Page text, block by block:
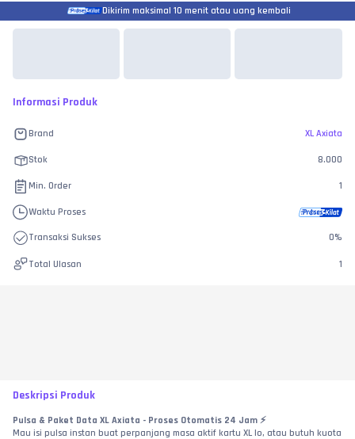
Dikirim maksimal 10 menit atau uang kembali
Informasi Produk
Brand XL Axiata
Stok 8.000
Min. Order 1
Waktu Proses
Transaksi Sukses 0%
Total Ulasan 1
Deskripsi Produk
Pulsa & Paket Data XL Axiata - Proses Otomatis 24 Jam ⚡